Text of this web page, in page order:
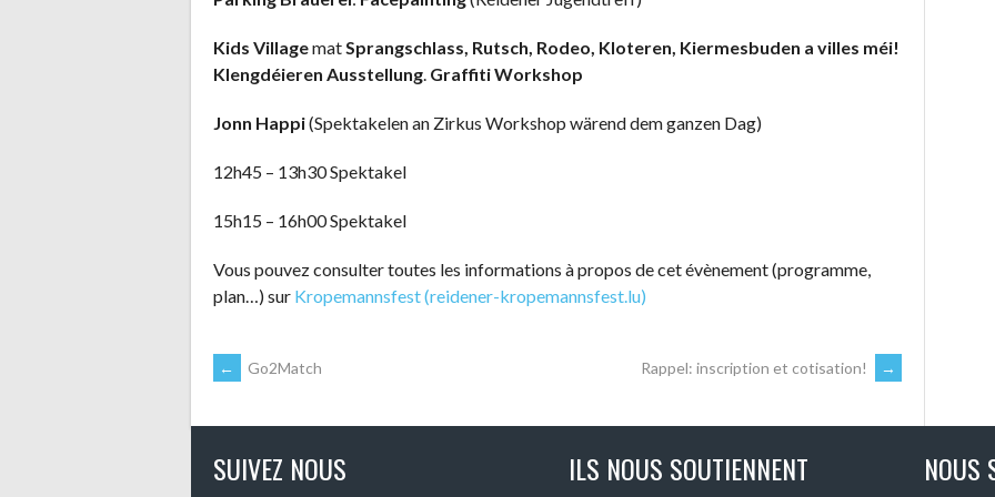
Kids VillagematSprangschlass, Rutsch, Rodeo, Kloteren, Kiermesbuden a villes méi!
Klengdéieren Ausstellung. Graffiti Workshop
Jonn Happi(Spektakelen an Zirkus Workshop wärend dem ganzen Dag)
12h45 – 13h30 Spektakel
15h15 – 16h00 Spektakel
Vous pouvez consulter toutes les informations à propos de cet évènement (programme,
plan…) sur Kropemannsfest (reidener-kropemannsfest.lu)
NAVIGATION
DES
← Go2Match Rappel: inscription et cotisation! →
SUIVEZ NOUS ILS NOUS SOUTIENNENT NOUS